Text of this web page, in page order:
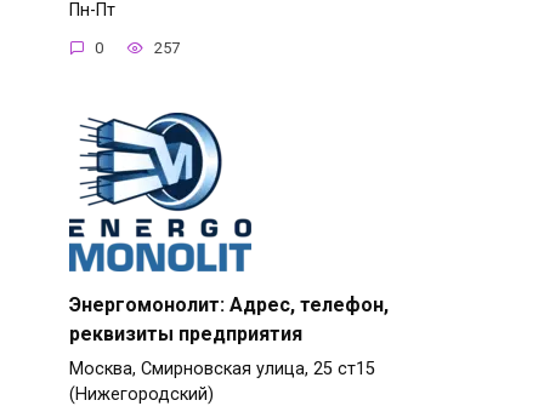
Пн-Пт
0 257
Энергомонолит: Адрес, телефон,
реквизиты предприятия
Москва, Смирновская улица, 25 ст15
(Нижегородский)